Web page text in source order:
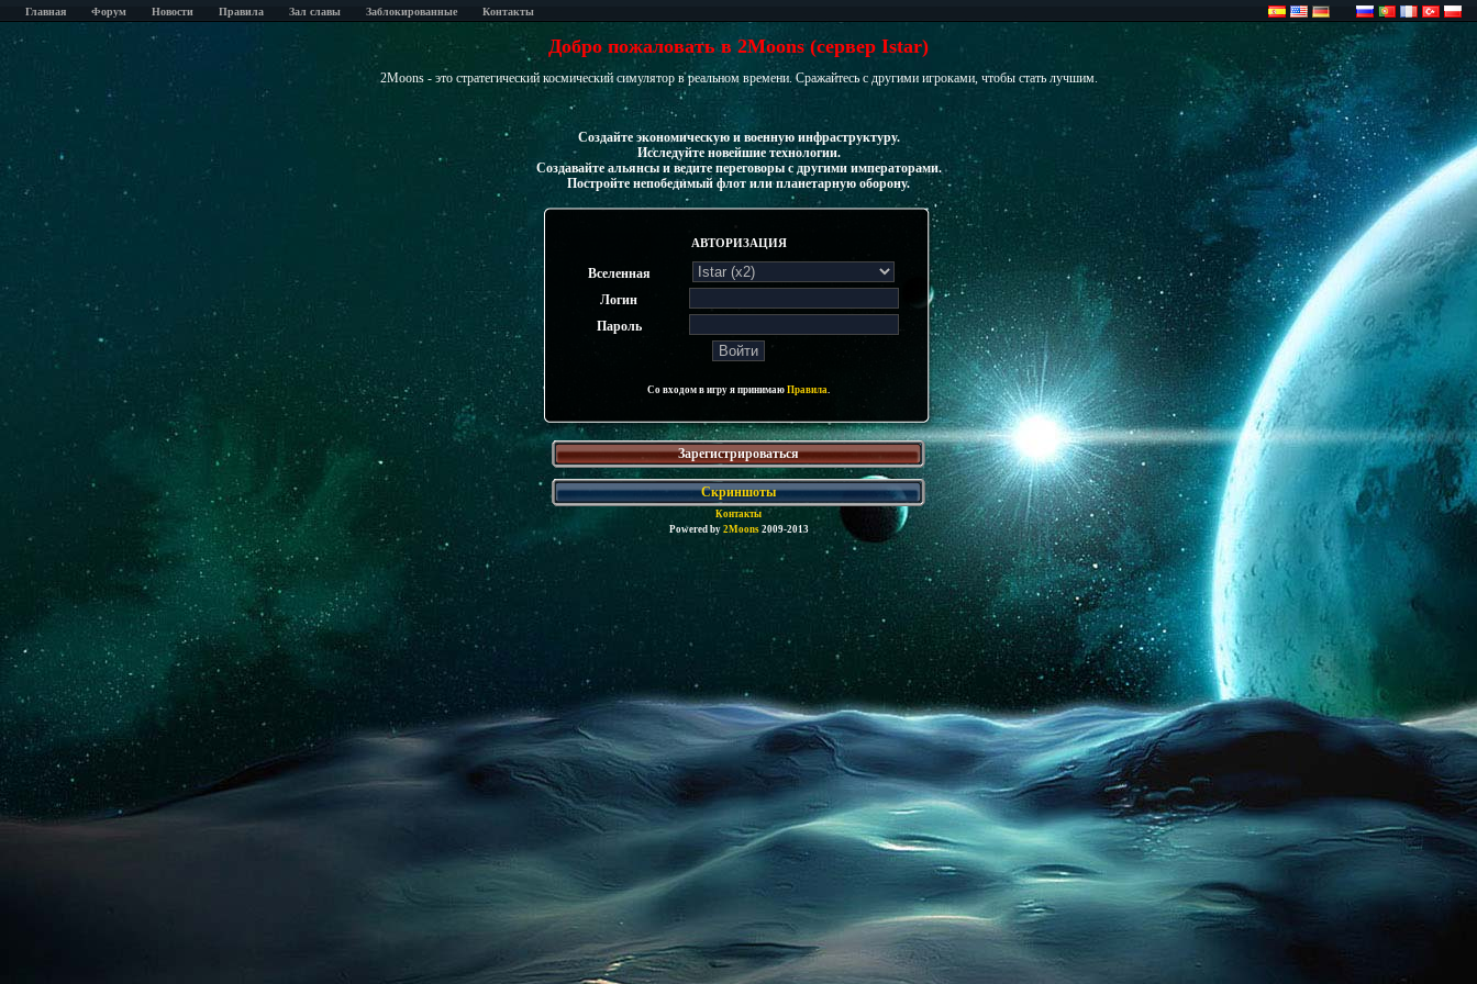
Главная Форум Новости Правила Зал славы Заблокированные Контакты
Добро пожаловать в 2Moons (сервер Istar)
2Moons - это стратегический космический симулятор в реальном времени. Сражайтесь с другими игроками, чтобы стать лучшим.
Создайте экономическую и военную инфраструктуру.
Исследуйте новейшие технологии.
Создавайте альянсы и ведите переговоры с другими императорами.
Постройте непобедимый флот или планетарную оборону.
АВТОРИЗАЦИЯ
Вселенная
Логин
Пароль
Со входом в игру я принимаю Правила
Зарегистрироваться
Скриншоты
Контакты
Powered by 2Moons2009-2013